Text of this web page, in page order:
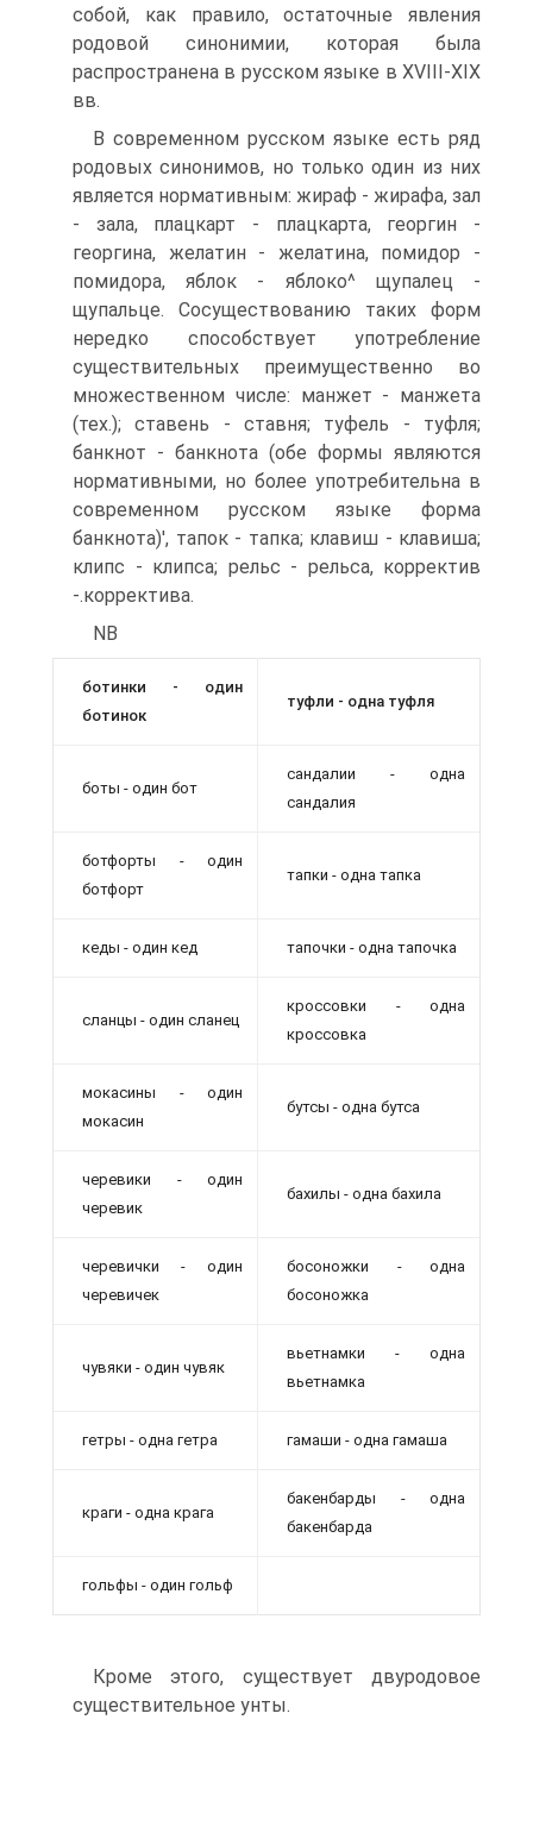
собой, как правило, остаточные явления
родовой синонимии, которая была
распространена в русском языке в XVIII-XIX
вв.
В современном русском языке есть ряд
родовых синонимов, но только один из них
является нормативным: жираф - жирафа, зал
- зала, плацкарт - плацкарта, георгин -
георгина, желатин - желатина, помидор -
помидора, яблок - яблоко^ щупалец -
щупальце. Сосуществованию таких форм
нередко способствует употребление
существительных преимущественно во
множественном числе: манжет - манжета
(тех.); ставень - ставня; туфель - туфля;
банкнот - банкнота (обе формы являются
нормативными, но более употребительна в
современном русском языке форма
банкнота)', тапок - тапка; клавиш - клавиша;
клипс - клипса; рельс - рельса, корректив
-.корректива.
NB
ботинки - один
ботинок
туфли - одна туфля
боты - один бот
сандалии - одна
сандалия
ботфорты - один
ботфорт
тапки - одна тапка
кеды - один кед тапочки - одна тапочка
сланцы - один сланец
кроссовки - одна
кроссовка
мокасины - один
мокасин
бутсы - одна бутса
черевики - один
черевик
бахилы - одна бахила
черевички - один
черевичек
босоножки - одна
босоножка
чувяки - один чувяк
вьетнамки - одна
вьетнамка
гетры - одна гетра гамаши - одна гамаша
краги - одна крага
бакенбарды - одна
бакенбарда
гольфы - один гольф
Кроме этого, существует двуродовое
существительное унты.